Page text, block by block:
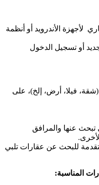
لأجهزة الأندرويد أو أنظمة
أو تسجيل الدخول
فيلا، أرض، إلخ)، على
عنها والمرافق
للبحث عن عقارات تلبي
المناسبة: